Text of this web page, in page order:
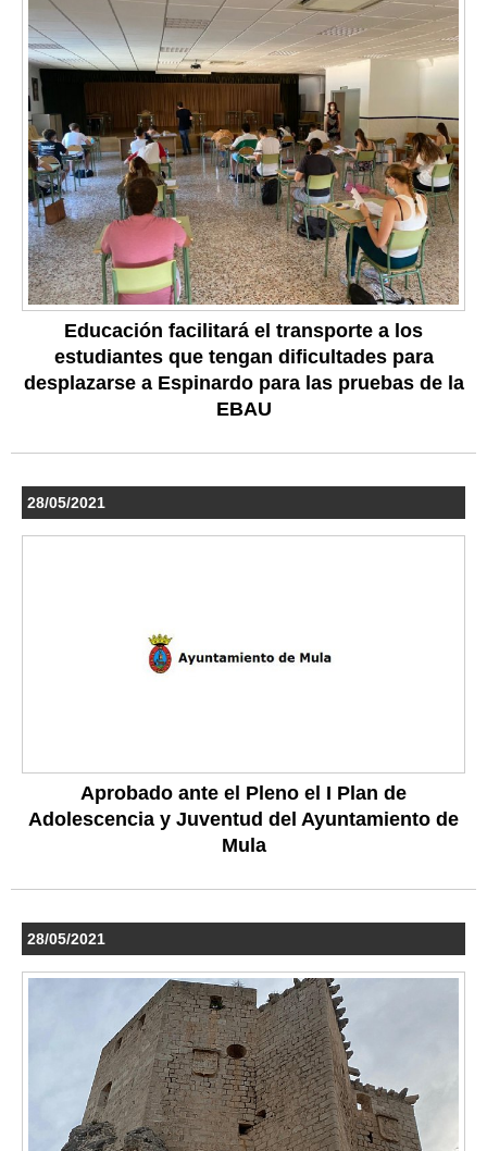
Educación facilitará el transporte a los
estudiantes que tengan dificultades para
desplazarse a Espinardo para las pruebas de la
EBAU
28/05/2021
Aprobado ante el Pleno el I Plan de
Adolescencia y Juventud del Ayuntamiento de
Mula
28/05/2021